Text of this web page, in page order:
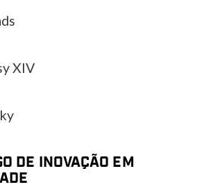
XIV
DE INOVAÇÃO EM